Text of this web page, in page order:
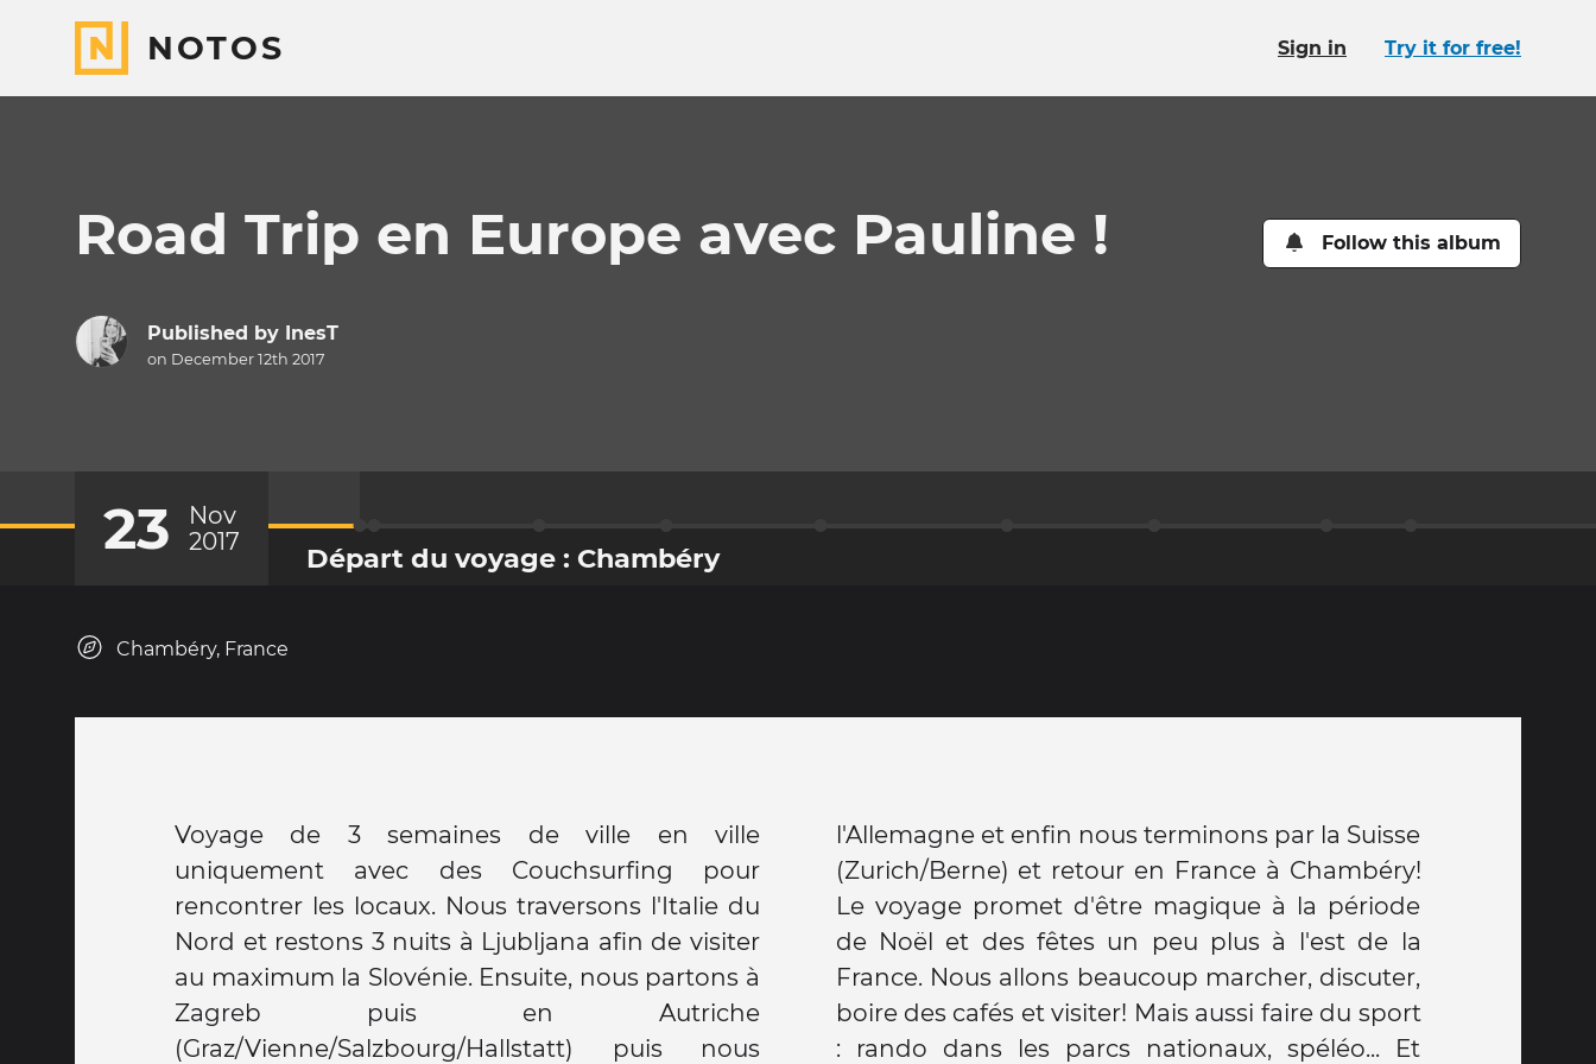
NOTOS Sign in Try it for free!
Road Trip en Europe avec Pauline ! Follow this album
Published by InesT
on December 12th 2017
23
Nov
2017
Départ du voyage : Chambéry
Chambéry, France
Voyage de 3 semaines de ville en ville
uniquement avec des Couchsurfing pour
rencontrer les locaux. Nous traversons l'Italie du
Nord et restons 3 nuits à Ljubljana afin de visiter
au maximum la Slovénie. Ensuite, nous partons à
Zagreb puis en Autriche
(Graz/Vienne/Salzbourg/Hallstatt) puis nous
l'Allemagne et enfin nous terminons par la Suisse
(Zurich/Berne) et retour en France à Chambéry!
Le voyage promet d'être magique à la période
de Noël et des fêtes un peu plus à l'est de la
France. Nous allons beaucoup marcher, discuter,
boire des cafés et visiter! Mais aussi faire du sport
: rando dans les parcs nationaux, spéléo... Et